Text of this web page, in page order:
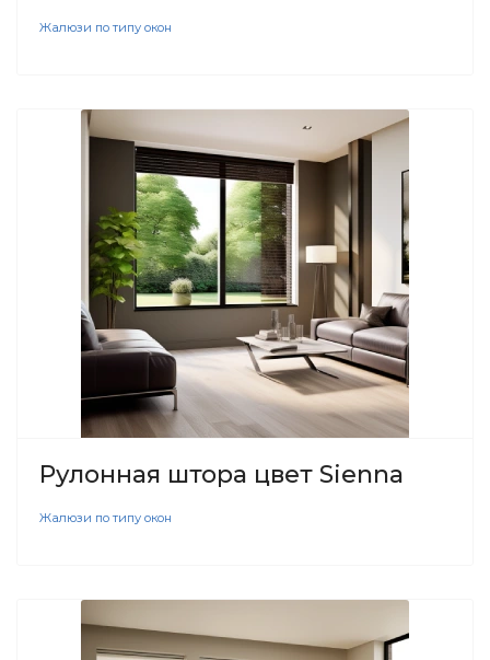
Жалюзи по типу окон
Рулонная штора цвет Sienna
Жалюзи по типу окон